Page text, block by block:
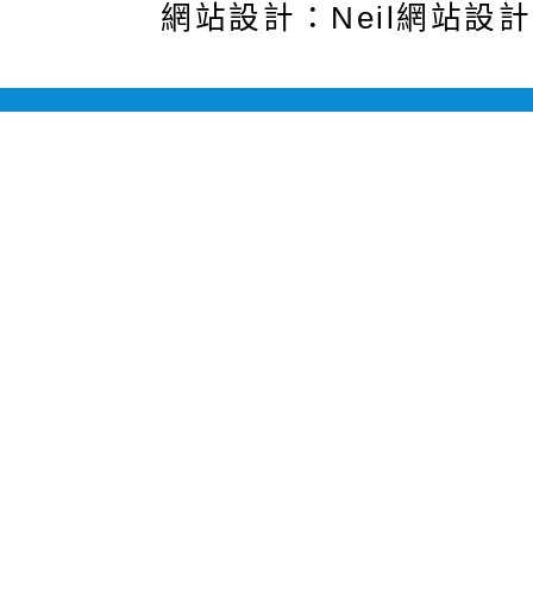
網站設計：Neil網站設